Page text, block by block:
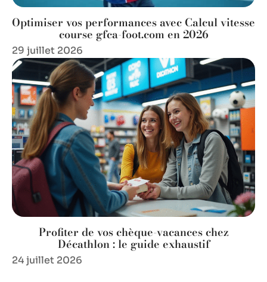
Optimiser vos performances avec Calcul vitesse
course gfca-foot.com en 2026
29 juillet 2026
Profiter de vos chèque-vacances chez
Décathlon : le guide exhaustif
24 juillet 2026